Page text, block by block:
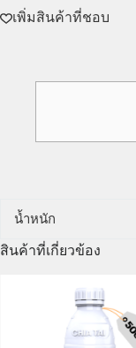
เพิ่มสินค้าที่ชอบ
น้ำหนัก
สินค้าที่เกี่ยวข้อง